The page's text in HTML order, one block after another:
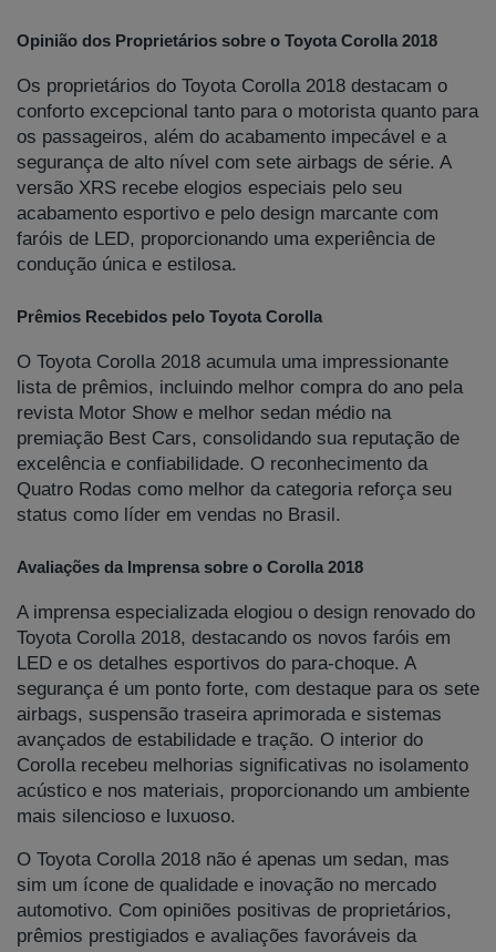
Opinião dos Proprietários sobre o Toyota Corolla 2018
Os proprietários do Toyota Corolla 2018 destacam o
conforto excepcional tanto para o motorista quanto para
os passageiros, além do acabamento impecável e a
segurança de alto nível com sete airbags de série. A
versão XRS recebe elogios especiais pelo seu
acabamento esportivo e pelo design marcante com
faróis de LED, proporcionando uma experiência de
condução única e estilosa.
Prêmios Recebidos pelo Toyota Corolla
O Toyota Corolla 2018 acumula uma impressionante
lista de prêmios, incluindo melhor compra do ano pela
revista Motor Show e melhor sedan médio na
premiação Best Cars, consolidando sua reputação de
excelência e confiabilidade. O reconhecimento da
Quatro Rodas como melhor da categoria reforça seu
status como líder em vendas no Brasil.
Avaliações da Imprensa sobre o Corolla 2018
A imprensa especializada elogiou o design renovado do
Toyota Corolla 2018, destacando os novos faróis em
LED e os detalhes esportivos do para-choque. A
segurança é um ponto forte, com destaque para os sete
airbags, suspensão traseira aprimorada e sistemas
avançados de estabilidade e tração. O interior do
Corolla recebeu melhorias significativas no isolamento
acústico e nos materiais, proporcionando um ambiente
mais silencioso e luxuoso.
O Toyota Corolla 2018 não é apenas um sedan, mas
sim um ícone de qualidade e inovação no mercado
automotivo. Com opiniões positivas de proprietários,
prêmios prestigiados e avaliações favoráveis da